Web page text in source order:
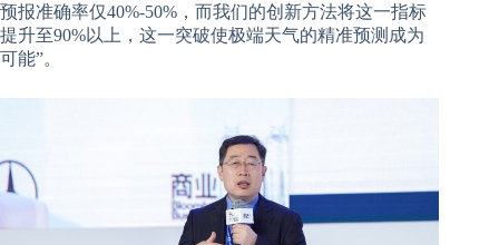
预报准确率仅40%-50%，而我们的创新方法将这一指标
提升至90%以上，这一突破使极端天气的精准预测成为
可能”。